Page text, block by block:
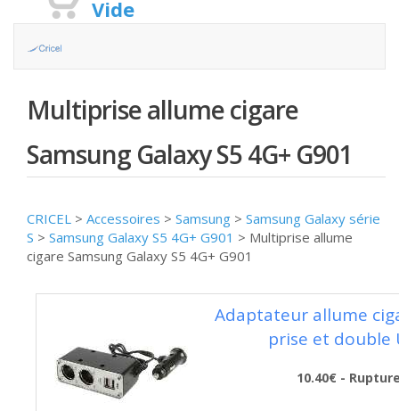
Vide
Multiprise allume cigare
Samsung Galaxy S5 4G+ G901
CRICEL > Accessoires > Samsung > Samsung Galaxy série
S > Samsung Galaxy S5 4G+ G901 > Multiprise allume
cigare Samsung Galaxy S5 4G+ G901
Adaptateur allume
prise et double
10.40€ -